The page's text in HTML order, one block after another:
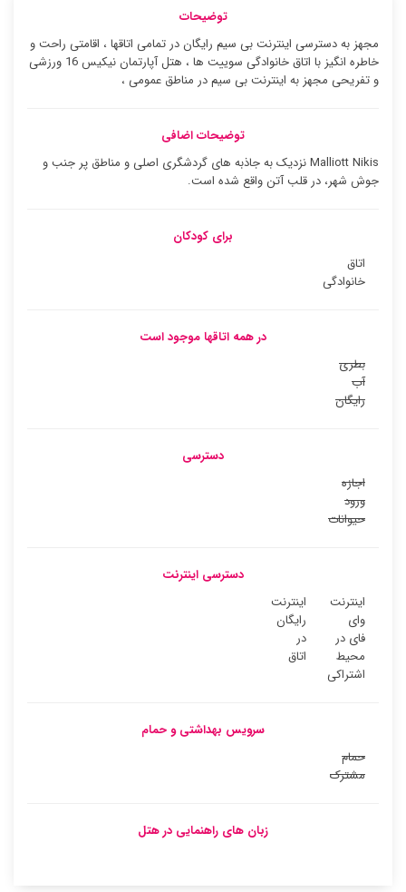
توضیحات
مجهز به دسترسی اینترنت بی سیم رایگان در تمامی اتاقها ، اقامتی راحت و
خاطره انگیز با اتاق خانوادگی سوییت ها ، هتل آپارتمان نیکیس 16 ورزشی
و تفریحی مجهز به اینترنت بی سیم در مناطق عمومی ،
توضیحات اضافی
Malliott Nikis نزدیک به جاذبه های گردشگری اصلی و مناطق پر جنب و
جوش شهر، در قلب آتن واقع شده است.
برای کودکان
اتاق
خانوادگی
در همه اتاقها موجود است
بطری
آب
رایگان
دسترسی
اجازه
ورود
حیوانات
دسترسی اینترنت
اینترنت
وای
فای در
محیط
اشتراکی
اینترنت
رایگان
در
اتاق
سرویس بهداشتی و حمام
حمام
مشترک
زبان های راهنمایی در هتل